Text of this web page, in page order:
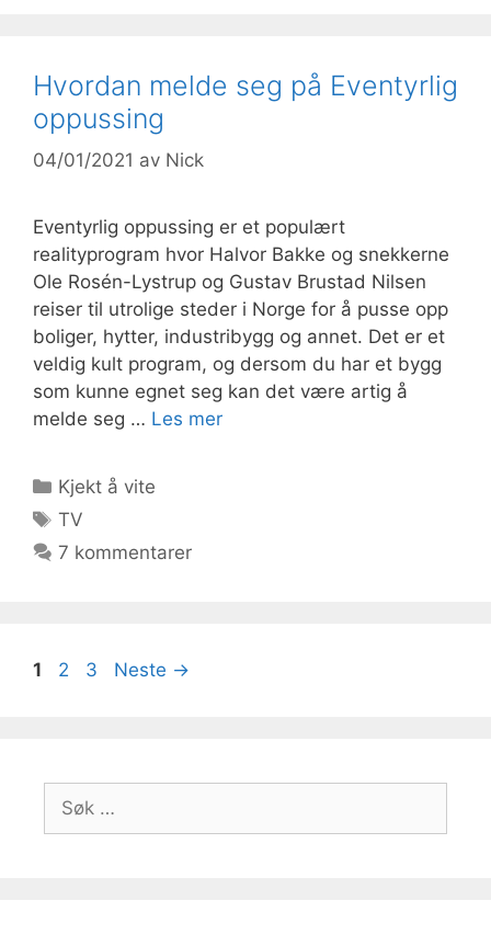
Hvordan melde seg på Eventyrlig
oppussing
04/01/2021 av Nick
Eventyrlig oppussing er et populært
realityprogram hvor Halvor Bakke og snekkerne
Ole Rosén-Lystrup og Gustav Brustad Nilsen
reiser til utrolige steder i Norge for å pusse opp
boliger, hytter, industribygg og annet. Det er et
veldig kult program, og dersom du har et bygg
som kunne egnet seg kan det være artig å
melde seg … Les mer
Kategorier
Kjekt å vite
Stikkord
TV
7 kommentarer
Side
1 Side
2 Side
3 Neste →
Søk
etter: